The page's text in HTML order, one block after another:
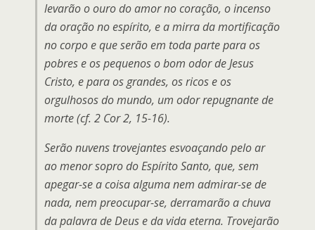
levarão o ouro do amor no coração, o incenso
da oração no espírito, e a mirra da mortificação
no corpo e que serão em toda parte para os
pobres e os pequenos o bom odor de Jesus
Cristo, e para os grandes, os ricos e os
orgulhosos do mundo, um odor repugnante de
morte (cf. 2 Cor 2, 15-16).
Serão nuvens trovejantes esvoaçando pelo ar
ao menor sopro do Espírito Santo, que, sem
apegar-se a coisa alguma nem admirar-se de
nada, nem preocupar-se, derramarão a chuva
da palavra de Deus e da vida eterna. Trovejarão